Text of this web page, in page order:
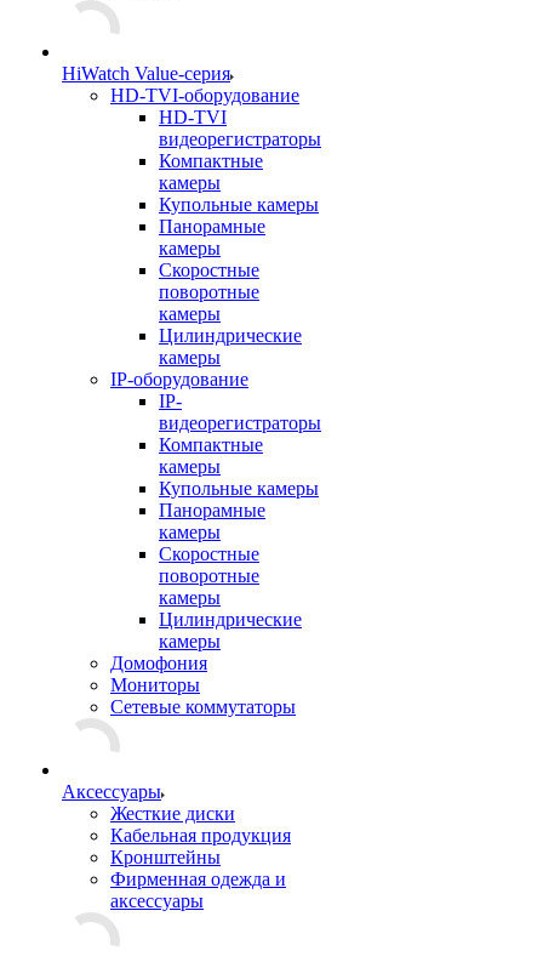
HiWatch Value-серия
HD-TVI-оборудование
HD-TVI
видеорегистраторы
Компактные
камеры
Купольные камеры
Панорамные
камеры
Скоростные
поворотные
камеры
Цилиндрические
камеры
IP-оборудование
IP-
видеорегистраторы
Компактные
камеры
Купольные камеры
Панорамные
камеры
Скоростные
поворотные
камеры
Цилиндрические
камеры
Домофония
Мониторы
Сетевые коммутаторы
Аксессуары
Жесткие диски
Кабельная продукция
Кронштейны
Фирменная одежда и
аксессуары